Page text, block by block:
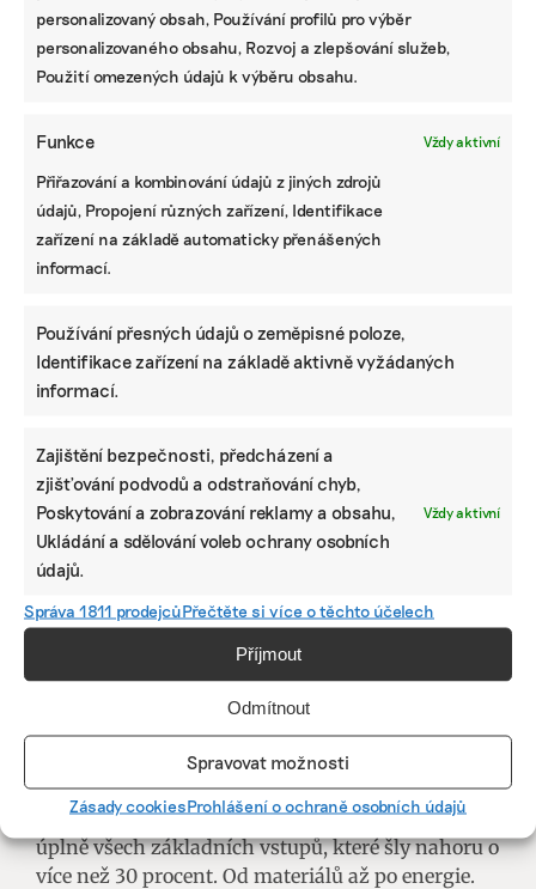
personalizovaný obsah, Používání profilů pro výběr
personalizovaného obsahu, Rozvoj a zlepšování služeb,
Použití omezených údajů k výběru obsahu.
Funkce Vždy aktivní
Přiřazování a kombinování údajů z jiných zdrojů
údajů, Propojení různých zařízení, Identifikace
zařízení na základě automaticky přenášených
informací.
Používání přesných údajů o zeměpisné poloze,
Identifikace zařízení na základě aktivně vyžádaných
informací.
Zajištění bezpečnosti, předcházení a
zjišťování podvodů a odstraňování chyb,
Poskytování a zobrazování reklamy a obsahu,
Ukládání a sdělování voleb ochrany osobních
údajů.
Vždy aktivní
Správa 1811 prodejcůPřečtěte si více o těchto účelech
Příjmout
Odmítnout
Spravovat možnosti
Zásady cookiesProhlášení o ochraně osobních údajů
BYZNYS, ŽIVOTNÍ STYL
Deset tipů, kde pořídit udržitelnou dětskou
Zatím to v plánu není. Chci, aby si značka udržela
svou originalitu. Myslím, že v byznysu je hodně
důležité si říci, jestli je firma určená k růstu, nebo
A vy v tom máte jasno?
udržení všech hodnot a otevírání témat spojených
s výrobou ve společnosti. Nechtěla bych se dostat
do koloběhu, kdy bych méně řešila design a stala
se spíše manažerkou. Chci, aby náš malý tým
práci pořád dělal s radostí a aby nás to nesemlelo.
Ekonomicky tedy rostete, nebo se držíte „na
Během covidu jsme vyrostli do stávající velikosti,
dolů to šlo až v posledním roce. Ten byl velmi
náročný nejen pro nás, ale i pro další české
značky. Troufám si říct, že letošní rok bude
opravdu krizový, a to kvůli navyšujícím se cenám
úplně všech základních vstupů, které šly nahoru o
více než 30 procent. Od materiálů až po energie.